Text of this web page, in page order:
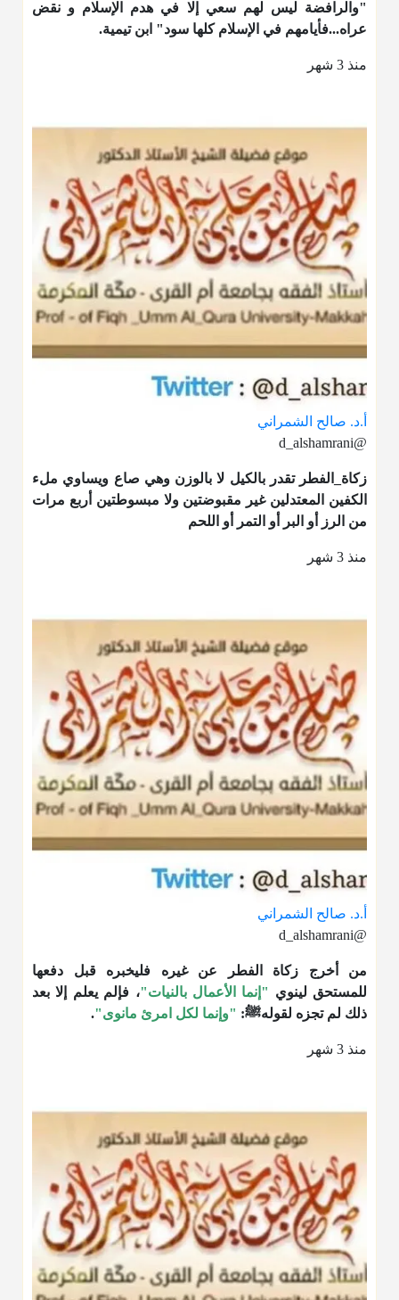
"والرافضة ليس لهم سعي إلا في هدم الإسلام و نقض
عراه...فأيامهم في الإسلام كلها سود" ابن تيمية.
منذ 3 شهر
أ.د. صالح الشمراني
@d_alshamrani
زكاة_الفطر تقدر بالكيل لا بالوزن وهي صاع ويساوي ملء
الكفين المعتدلين غير مقبوضتين ولا مبسوطتين أربع مرات
من الرز أو البر أو التمر أو اللحم
منذ 3 شهر
أ.د. صالح الشمراني
@d_alshamrani
من أخرج زكاة الفطر عن غيره فليخبره قبل دفعها
للمستحق لينوي "إنما الأعمال بالنيات"، فإلم يعلم إلا بعد
ذلك لم تجزه لقولهﷺ: "وإنما لكل امرئ مانوى".
منذ 3 شهر